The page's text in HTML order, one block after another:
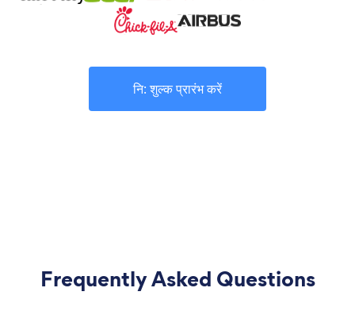
नि: शुल्क प्रारंभ करें
Frequently Asked Questions